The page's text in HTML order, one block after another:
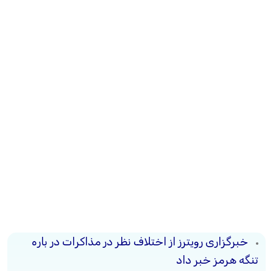
خبرگزاری رویترز از اختلاف نظر در مذاکرات در باره
تنگه هرمز خبر داد